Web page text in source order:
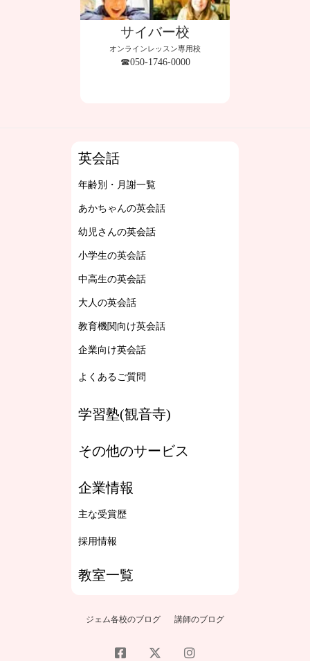
サイバー校
オンラインレッスン専用校
☎050-1746-0000
英会話
年齢別・月謝一覧
あかちゃんの英会話
幼児さんの英会話
小学生の英会話
中高生の英会話
大人の英会話
教育機関向け英会話
企業向け英会話
よくあるご質問
学習塾(観音寺)
その他のサービス
企業情報
主な受賞歴
採用情報
教室一覧
ジェム各校のブログ 講師のブログ